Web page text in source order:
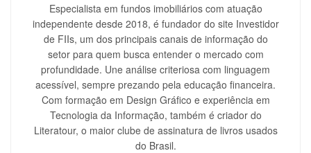
Especialista em fundos imobiliários com atuação
independente desde 2018, é fundador do site Investidor
de FIIs, um dos principais canais de informação do
setor para quem busca entender o mercado com
profundidade. Une análise criteriosa com linguagem
acessível, sempre prezando pela educação financeira.
Com formação em Design Gráfico e experiência em
Tecnologia da Informação, também é criador do
Literatour, o maior clube de assinatura de livros usados
do Brasil.